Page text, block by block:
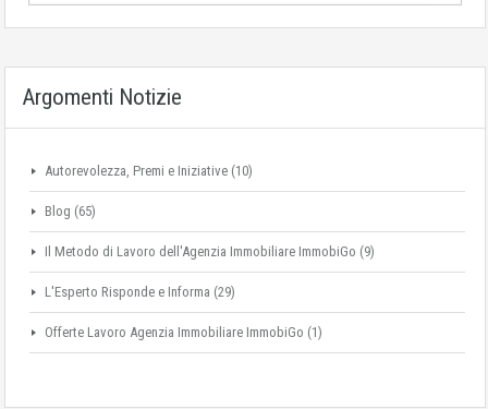
Argomenti Notizie
Autorevolezza, Premi e Iniziative (10)
Blog (65)
Il Metodo di Lavoro dell'Agenzia Immobiliare ImmobiGo (9)
L'Esperto Risponde e Informa (29)
Offerte Lavoro Agenzia Immobiliare ImmobiGo (1)